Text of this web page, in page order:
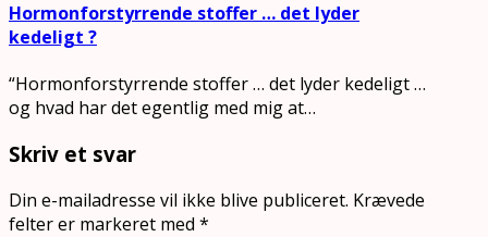
Hormonforstyrrende stoffer … det lyder
kedeligt ?
“Hormonforstyrrende stoffer … det lyder kedeligt …
og hvad har det egentlig med mig at…
Skriv et svar
Din e-mailadresse vil ikke blive publiceret. Krævede
felter er markeret med *